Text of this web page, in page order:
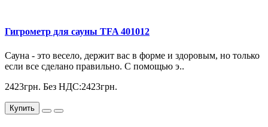
Гигрометр для сауны TFA 401012
Сауна - это весело, держит вас в форме и здоровым, но только
если все сделано правильно. С помощью э..
2423грн. Без НДС:2423грн.
Купить